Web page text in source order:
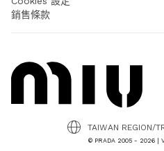
銷售條款
© PRADA 2005 - 2026 |
TAIWAN REGION/